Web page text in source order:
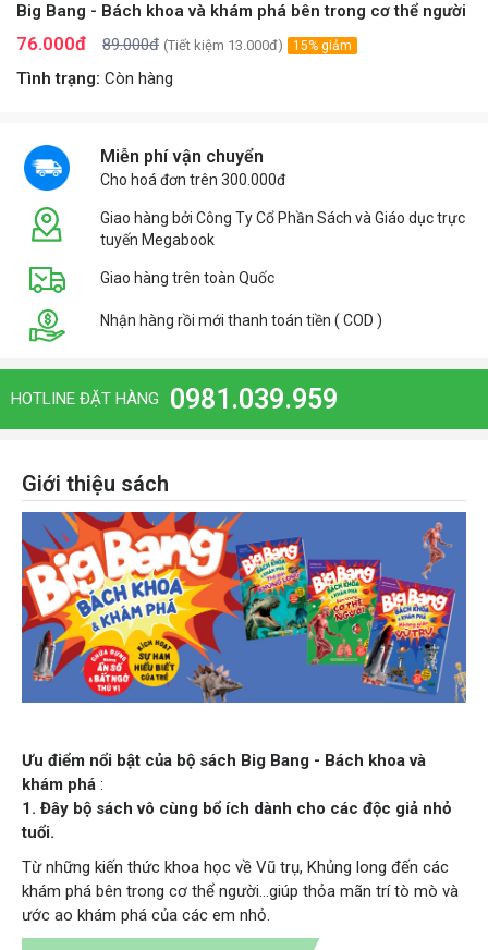
Big Bang - Bách khoa và khám phá bên trong cơ thể người
76.000đ 89.000đ (Tiết kiệm 13.000đ) 15% giảm
Tình trạng: Còn hàng
Miễn phí vận chuyển
Cho hoá đơn trên 300.000đ
Giao hàng bởi Công Ty Cổ Phần Sách và Giáo dục trực
tuyến Megabook
Giao hàng trên toàn Quốc
Nhận hàng rồi mới thanh toán tiền ( COD )
HOTLINE ĐẶT HÀNG 0981.039.959
Giới thiệu sách
Ưu điểm nổi bật của bộ sách Big Bang - Bách khoa và
khám phá :
1. Đây bộ sách vô cùng bổ ích dành cho các độc giả nhỏ
tuổi.
Từ những kiến thức khoa học về Vũ trụ, Khủng long đến các
khám phá bên trong cơ thể người…giúp thỏa mãn trí tò mò và
ước ao khám phá của các em nhỏ.